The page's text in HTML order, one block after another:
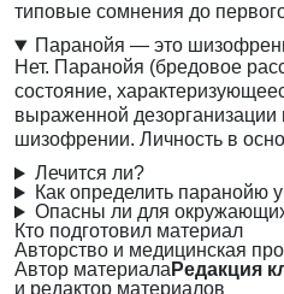
типовые сомнения до
Паранойя — это
Нет. Паранойя (бредовое
состояние,
выраженной
шизофрении. Личность в
Лечится ли?
Как определить паранойю у
Опасны ли для
Кто подготовил материал
Авторство и медицинская
Автор материала Редакция
и редактор материалов